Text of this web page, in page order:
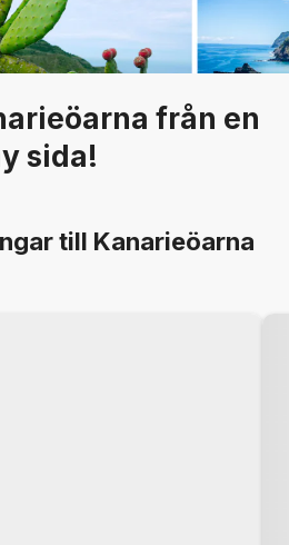
från en
sida!
till Kanarieöarna